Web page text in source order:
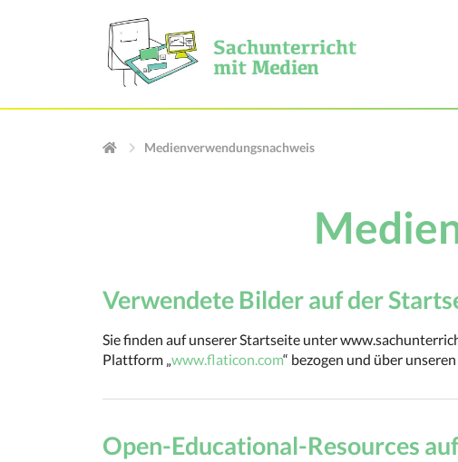
Medienverwendungsnachweis
Verwendete Bilder auf der
Sie finden auf unserer Startseite unter
Plattform „www.flaticon.com“ bezogen und über
Open-Educational-Resources